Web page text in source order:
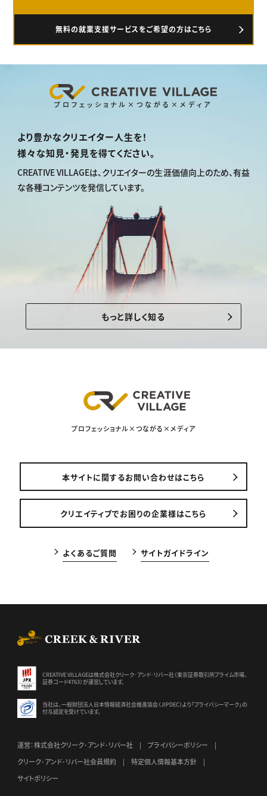
無料の就業支援サービスをご希望の方はこちら
プロフェッショナル×つながる×メディア
より豊かなクリエイター人生を！
様々な知見・発見を得てください。
CREATIVE VILLAGEは、クリエイターの生涯価値向上のため、有益
な各種コンテンツを発信しています。
もっと詳しく知る
プロフェッショナル×つながる×メディア
本サイトに関するお問い合わせはこちら
クリエイティブでお困りの企業様はこちら
よくあるご質問 サイトガイドライン
CREATIVE VILLAGEは株式会社クリーク･アンド･リバー社（東京証券取引所プライム市場、
証券コード4763）が運営しています。
当社は、一般財団法人日本情報経済社会推進協会（JIPDEC）より 「プライバシーマーク」の
付与認定を受けています。
運営：株式会社クリーク･アンド･リバー社
プライバシーポリシー
クリーク･アンド･リバー社会員規約
特定個人情報基本方針
サイトポリシー